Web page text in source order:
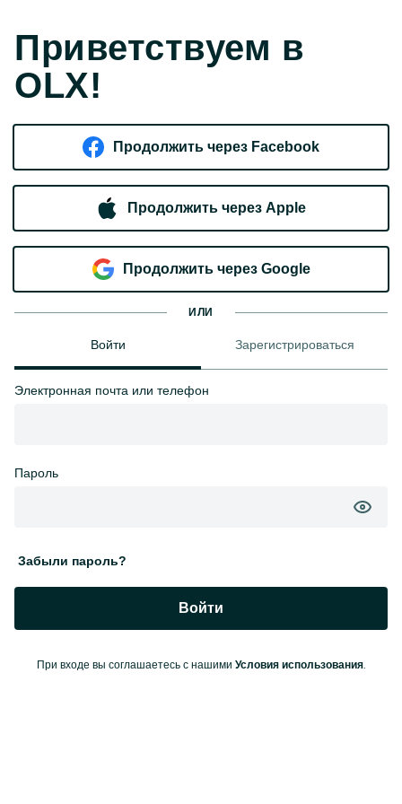
Приветствуем в
OLX!
Продолжить через Facebook
Продолжить через Apple
Продолжить через Google
ИЛИ
Войти Зарегистрироваться
Электронная почта или телефон
Пароль
Забыли пароль?
Войти
При входе вы соглашаетесь с нашими Условия использования.